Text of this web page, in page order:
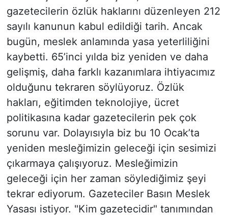
gazetecilerin özlük haklarını düzenleyen 212
sayılı kanunun kabul edildiği tarih. Ancak
bugün, meslek anlamında yasa yeterliliğini
kaybetti. 65’inci yılda biz yeniden ve daha
gelişmiş, daha farklı kazanımlara ihtiyacımız
olduğunu tekraren söylüyoruz. Özlük
hakları, eğitimden teknolojiye, ücret
politikasına kadar gazetecilerin pek çok
sorunu var. Dolayısıyla biz bu 10 Ocak’ta
yeniden mesleğimizin geleceği için sesimizi
çıkarmaya çalışıyoruz. Mesleğimizin
geleceği için her zaman söylediğimiz şeyi
tekrar ediyorum. Gazeteciler Basın Meslek
Yasası istiyor. "Kim gazetecidir" tanımından